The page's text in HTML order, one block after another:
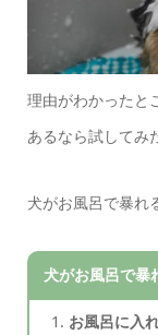
理由がわかったと
あるなら試してみ
犬がお風呂で暴れ
犬がお風呂で暴
お風呂に入